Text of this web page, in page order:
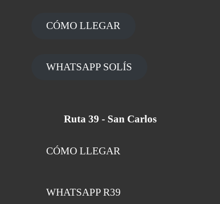
CÓMO LLEGAR
WHATSAPP SOLÍS
Ruta 39 - San Carlos
CÓMO LLEGAR
WHATSAPP R39